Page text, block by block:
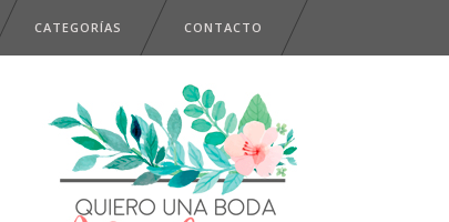
CATEGORÍAS CONTACTO